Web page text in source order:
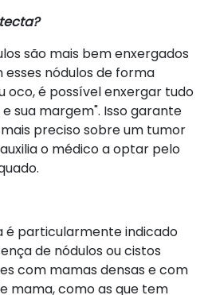
são mais bem enxergados
esses nódulos de forma
oco, é possível enxergar tudo
sua margem". Isso garante
preciso sobre um tumor
o médico a optar pelo
é particularmente indicado
de nódulos ou cistos
com mamas densas e com
mama, como as que tem